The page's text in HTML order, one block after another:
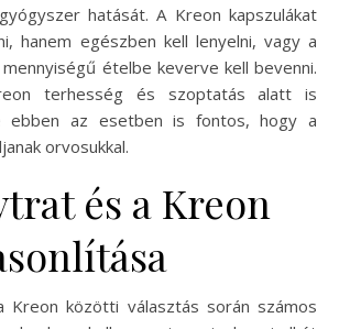
hatását. A Kreon kapszulákat
hanem egészben kell lenyelni, vagy a
ételbe keverve kell bevenni.
terhesség és szoptatás alatt is
ebben az esetben is fontos, hogy a
orvosukkal.
és a Kreon
Kreon közötti választás során számos